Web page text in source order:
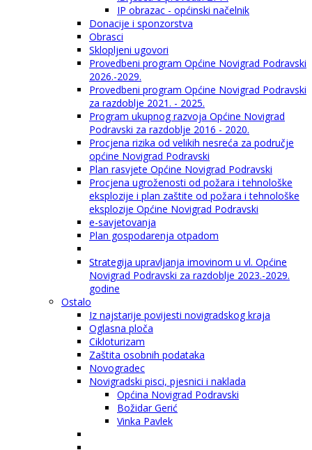
IP obrazac - općinski načelnik
Donacije i sponzorstva
Obrasci
Sklopljeni ugovori
Provedbeni program Općine Novigrad Podravski
2026.-2029.
Provedbeni program Općine Novigrad Podravski
za razdoblje 2021. - 2025.
Program ukupnog razvoja Općine Novigrad
Podravski za razdoblje 2016 - 2020.
Procjena rizika od velikih nesreća za područje
općine Novigrad Podravski
Plan rasvjete Općine Novigrad Podravski
Procjena ugroženosti od požara i tehnološke
eksplozije i plan zaštite od požara i tehnološke
eksplozije Općine Novigrad Podravski
e-savjetovanja
Plan gospodarenja otpadom
Strategija upravljanja imovinom u vl. Općine
Novigrad Podravski za razdoblje 2023.-2029.
godine
Ostalo
Iz najstarije povijesti novigradskog kraja
Oglasna ploča
Cikloturizam
Zaštita osobnih podataka
Novogradec
Novigradski pisci, pjesnici i naklada
Općina Novigrad Podravski
Božidar Gerić
Vinka Pavlek